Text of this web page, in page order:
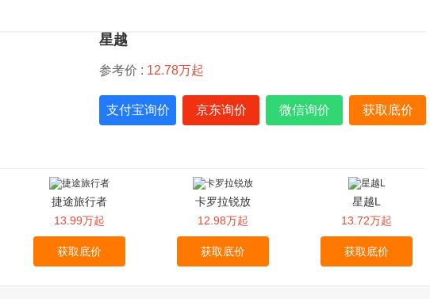
星越
参考价 : 12.78万起
支付宝询价 京东询价 微信询价 获取底价
捷途旅行者
13.99万起
获取底价
卡罗拉锐放
12.98万起
获取底价
星越L
13.72万起
获取底价